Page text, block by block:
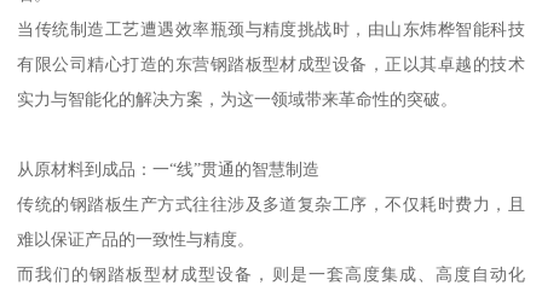
当传统制造工艺遭遇效率瓶颈与精度挑战时，由山东炜桦智能科技
有限公司精心打造的东营钢踏板型材成型设备，正以其卓越的技术
实力与智能化的解决方案，为这一领域带来革命性的突破。
从原材料到成品：一“线”贯通的智慧制造
传统的钢踏板生产方式往往涉及多道复杂工序，不仅耗时费力，且
难以保证产品的一致性与精度。
而我们的钢踏板型材成型设备，则是一套高度集成、高度自动化